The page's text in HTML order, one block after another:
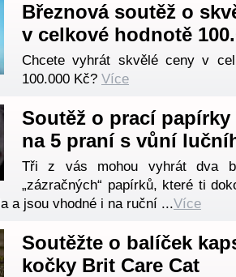
Březnová soutěž o
v celkové hodnotě
Chcete vyhrát skvělé ceny v
100.000 Kč? Více
Soutěž o prací papírky
na 5 praní s vůní
Tři z vás mohou vyhrát dva
„zázračných“ papírků, které ti
a jsou vhodné i na ruční ...Více
Soutěžte o balíček
kočky Brit Care Cat